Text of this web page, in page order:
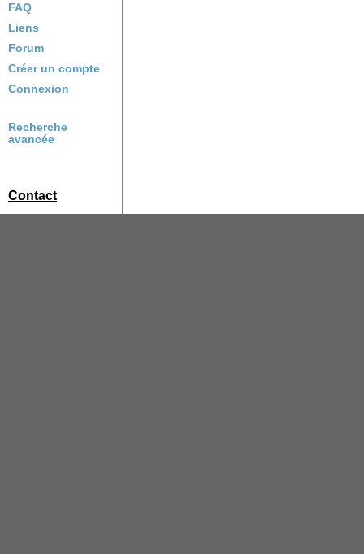
FAQ
Liens
Forum
Créer un compte
Connexion
Recherche
avancée
Contact